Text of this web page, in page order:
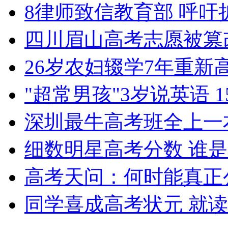
女孩北京地铁殴打老人 痛下狠手拳打脚踢
无痛分娩是否安全 医生回应
外交部：反对强权政治霸凌主义
外交部：有关国家言论片面不公正
安徽一实载49人客车翻车
8律师致信教育部 呼吁
四川眉山高考志愿被
26岁农妇辍学7年重新
"超常男孩"3岁说英语
深圳最牛高考班全上
细数明星高考分数 谁
高考天问：何时能真
同学喜成高考状元 就